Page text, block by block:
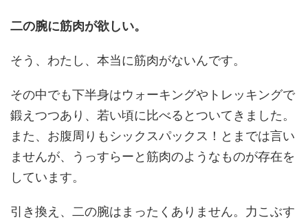
二の腕に筋肉が欲しい。
そう、わたし、本当に筋肉がないんです。
その中でも下半身はウォーキングやトレッキングで
鍛えつつあり、若い頃に比べるとついてきました。
また、お腹周りもシックスパックス！とまでは言い
ませんが、うっすらーと筋肉のようなものが存在を
しています。
引き換え、二の腕はまったくありません。力こぶす